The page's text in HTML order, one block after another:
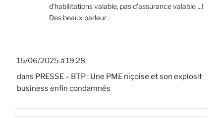
15/06/2025 à 19:28
dans PRESSE – BTP : Une PME niçoise et son explosif
business enfin condamnés
d'habilitations valable, pas d'assurance valable ...!
Des beaux parleur .